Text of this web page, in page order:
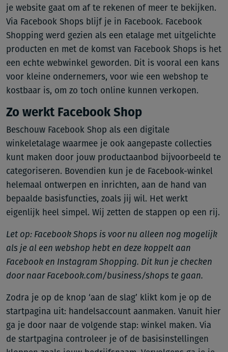
je website gaat om af te rekenen of meer te bekijken.
Via Facebook Shops blijf je in Facebook. Facebook
Shopping werd gezien als een etalage met uitgelichte
producten en met de komst van Facebook Shops is het
een echte webwinkel geworden. Dit is vooral een kans
voor kleine ondernemers, voor wie een webshop te
kostbaar is, om zo toch online kunnen verkopen.
Zo werkt Facebook Shop
Beschouw Facebook Shop als een digitale
winkeletalage waarmee je ook aangepaste collecties
kunt maken door jouw productaanbod bijvoorbeeld te
categoriseren. Bovendien kun je de Facebook-winkel
helemaal ontwerpen en inrichten, aan de hand van
bepaalde basisfuncties, zoals jij wil. Het werkt
eigenlijk heel simpel. Wij zetten de stappen op een rij.
Let op: Facebook Shops is voor nu alleen nog mogelijk
als je al een webshop hebt en deze koppelt aan
Facebook en Instagram Shopping. Dit kun je checken
door naar Facebook.com/business/shops te gaan.
Zodra je op de knop ‘aan de slag’ klikt kom je op de
startpagina uit: handelsaccount aanmaken. Vanuit hier
ga je door naar de volgende stap: winkel maken. Via
de startpagina controleer je of de basisinstellingen